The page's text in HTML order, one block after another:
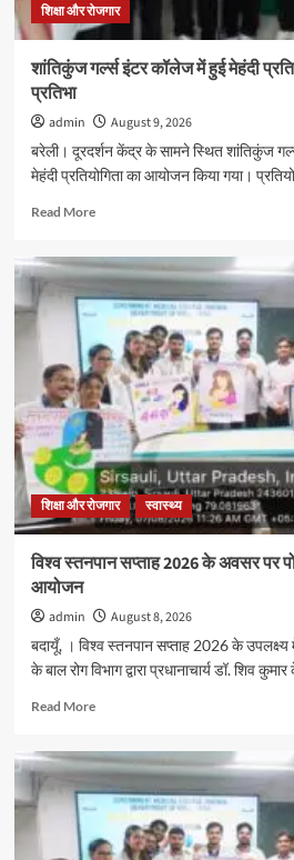
शिक्षा और रोजगार
शांतिकुंज गर्ल्स इंटर कॉलेज में हुई मेहंदी
प्रतिभा
admin
August 9, 2026
बरेली। दूरदर्शन केंद्र के सामने स्थित शांतिकुंज
मेहंदी प्रतियोगिता का आयोजन किया गया।
Read MoreRead
शांतिकुंज
गर्ल्स
इंटर
कॉलेज
में
हुई
मेहंदी
प्रतियोगिता,
छात्राओं
ने
दिखाई
प्रतिभा
शिक्षा और रोजगार स्वास्थ्य
विश्व स्तनपान सप्ताह 2026 के अवसर पर
आयोजन
admin
August 8, 2026
बदायूँ, । विश्व स्तनपान सप्ताह 2026 के
के बाल रोग विभाग द्वारा प्रधानाचार्य डॉ. शिव
Read MoreRead
विश्व
स्तनपान
सप्ताह
2026
के